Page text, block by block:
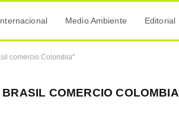
Medio Ambiente Editorial
comercio Colombia"
BRASIL COMERCIO COLOMBIA